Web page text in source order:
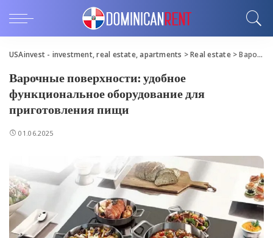
USAinvest - investment, real estate, apartments >Real estate>Варочные поверхности: удобное функциональное оборудование для приготовления пищи
Варочные поверхности: удобное
функциональное оборудование для
приготовления пищи
01.06.2025